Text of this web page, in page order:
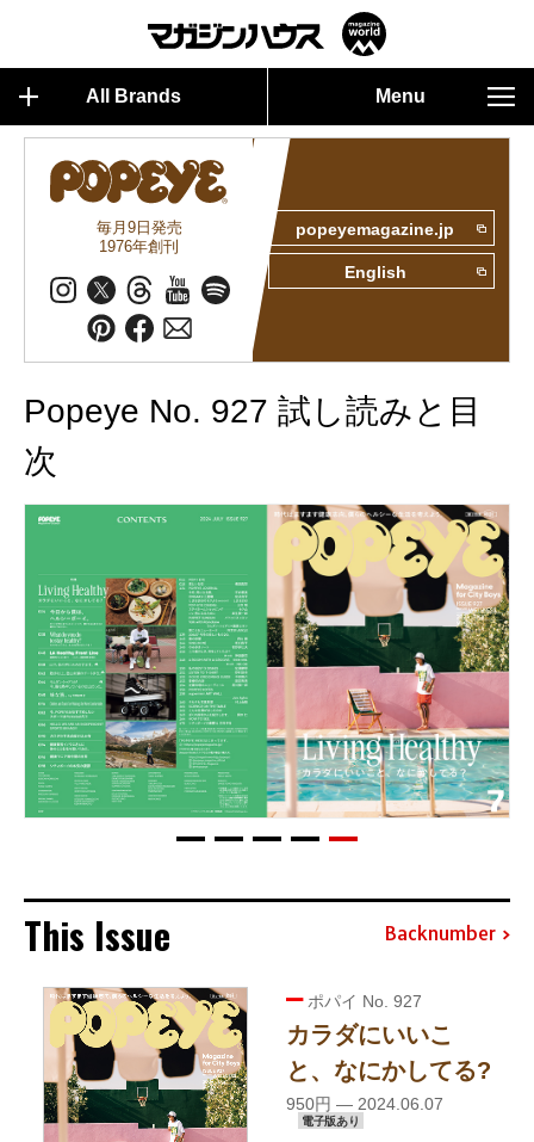
All Brands Menu
毎月9日発売
1976年創刊
popeyemagazine.jp
English
Popeye No. 927 試し読みと目
次
This Issue Backnumber
ポパイ No. 927
カラダにいいこ
と、なにかしてる?
950円 — 2024.06.07
電子版あり